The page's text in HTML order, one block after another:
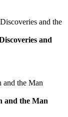
and
and the Man